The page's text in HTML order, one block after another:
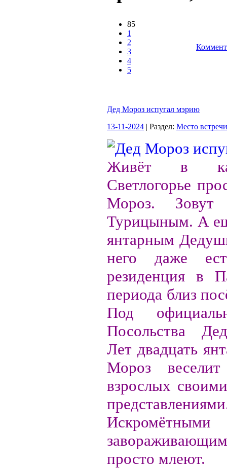
85
1
2
3
4
5
Дед Мороз испугал мэрию
13-11-2024 | Раздел: Место встречи
Живёт в
Светлогорье
Мороз.
Турицыным. А
янтарным
него даже
резиденция в
периода близ
Под
Посольства
Лет двадцать
Мороз
взрослых
просто млеют.